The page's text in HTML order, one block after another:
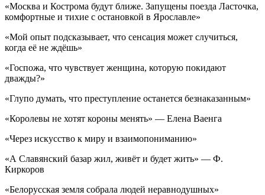
«Москва и Кострома будут ближе. Запущены поезда Ласточка,
комфортные и тихие с остановкой в Ярославле»
«Мой опыт подсказывает, что сенсация может случиться,
когда её не ждёшь»
«Госпожа, что чувствует женщина, которую покидают
дважды?»
«Глупо думать, что преступление останется безнаказанным»
«Королевы не хотят короны менять» — Елена Ваенга
«Через искусство к миру и взаимопониманию»
«А Славянский базар жил, живёт и будет жить» — Ф.
Киркоров
«Белорусская земля собрала людей неравнодушных»